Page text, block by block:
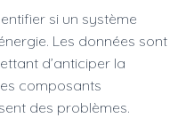
si un système
Les données sont
d’anticiper la
composants
des problèmes.